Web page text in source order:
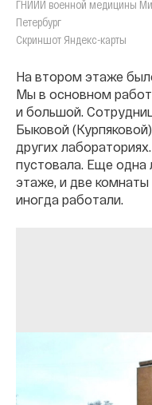
ГНИИИ военной медицины
Петербург
Скриншот Яндекс-карты
На втором этаже
Мы в основном
и большой.
Быковой
других
пустовала. Еще одна
этаже, и две
иногда работали.